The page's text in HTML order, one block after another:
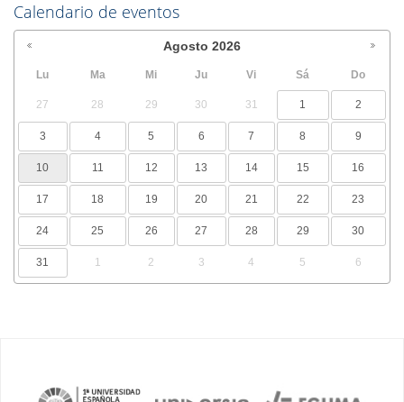
Calendario de eventos
Agosto 2026
Lu Ma Mi Ju Vi Sá Do
27 28 29 30 31 1 2
3 4 5 6 7 8 9
10 11 12 13 14 15 16
17 18 19 20 21 22 23
24 25 26 27 28 29 30
31 1 2 3 4 5 6